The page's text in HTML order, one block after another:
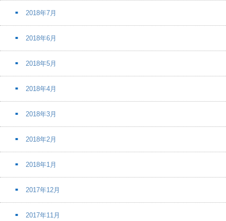
2018年7月
2018年6月
2018年5月
2018年4月
2018年3月
2018年2月
2018年1月
2017年12月
2017年11月